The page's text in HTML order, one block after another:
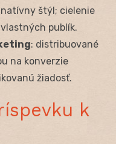
štýl; cielenie
publík.
: distribuované
na konverzie
žiadosť.
k